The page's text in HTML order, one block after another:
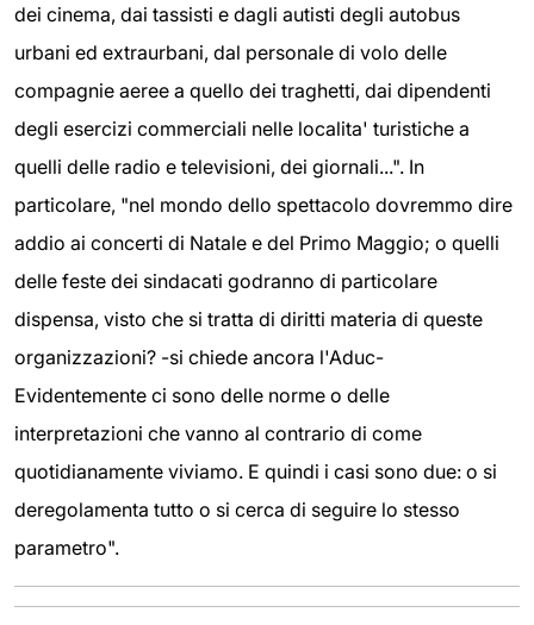
dei cinema, dai tassisti e dagli autisti degli autobus
urbani ed extraurbani, dal personale di volo delle
compagnie aeree a quello dei traghetti, dai dipendenti
degli esercizi commerciali nelle localita' turistiche a
quelli delle radio e televisioni, dei giornali...". In
particolare, "nel mondo dello spettacolo dovremmo dire
addio ai concerti di Natale e del Primo Maggio; o quelli
delle feste dei sindacati godranno di particolare
dispensa, visto che si tratta di diritti materia di queste
organizzazioni? -si chiede ancora l'Aduc-
Evidentemente ci sono delle norme o delle
interpretazioni che vanno al contrario di come
quotidianamente viviamo. E quindi i casi sono due: o si
deregolamenta tutto o si cerca di seguire lo stesso
parametro".